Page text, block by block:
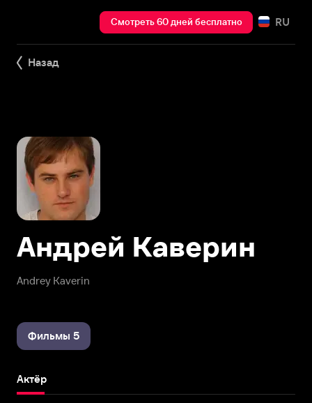
Смотреть 60 дней бесплатно RU
Назад
Andrey Kaverin
Андрей Каверин
Фильмы 5
Актёр